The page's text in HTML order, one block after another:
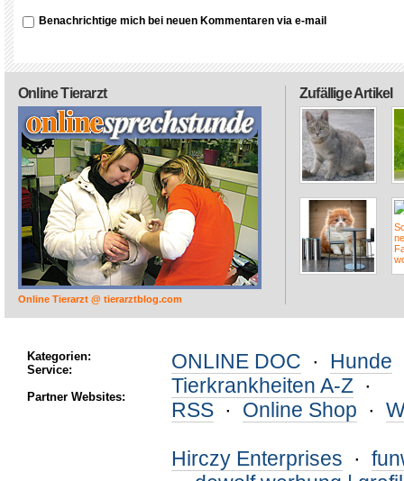
Benachrichtige mich bei neuen Kommentaren via e-mail
Zufällige Artikel
Online Tierarzt
Online Tierarzt @ tierarztblog.com
Kategorien:
Service:
Partner Websites:
ONLINE DOC · Hunde
Tierkrankheiten A-Z ·
RSS · Online Shop ·
Hirczy Enterprises ·